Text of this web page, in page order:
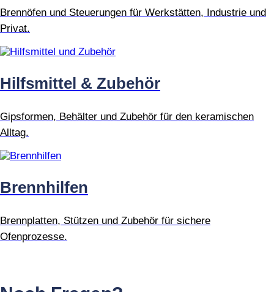
Brennöfen und Steuerungen für Werkstätten, Industrie und
Privat.
Hilfsmittel & Zubehör
Gipsformen, Behälter und Zubehör für den keramischen
Alltag.
Brennhilfen
Brennplatten, Stützen und Zubehör für sichere
Ofenprozesse.